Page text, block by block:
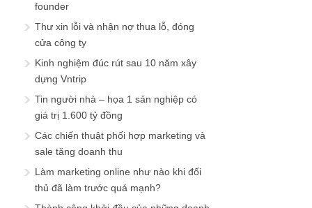
founder
Thư xin lỗi và nhận nợ thua lỗ, đóng
cửa công ty
Kinh nghiệm đúc rút sau 10 năm xây
dựng Vntrip
Tin người nhà – họa 1 sản nghiệp có
giá trị 1.600 tỷ đồng
Các chiến thuật phối hợp marketing và
sale tăng doanh thu
Làm marketing online như nào khi đối
thủ đã làm trước quá mạnh?